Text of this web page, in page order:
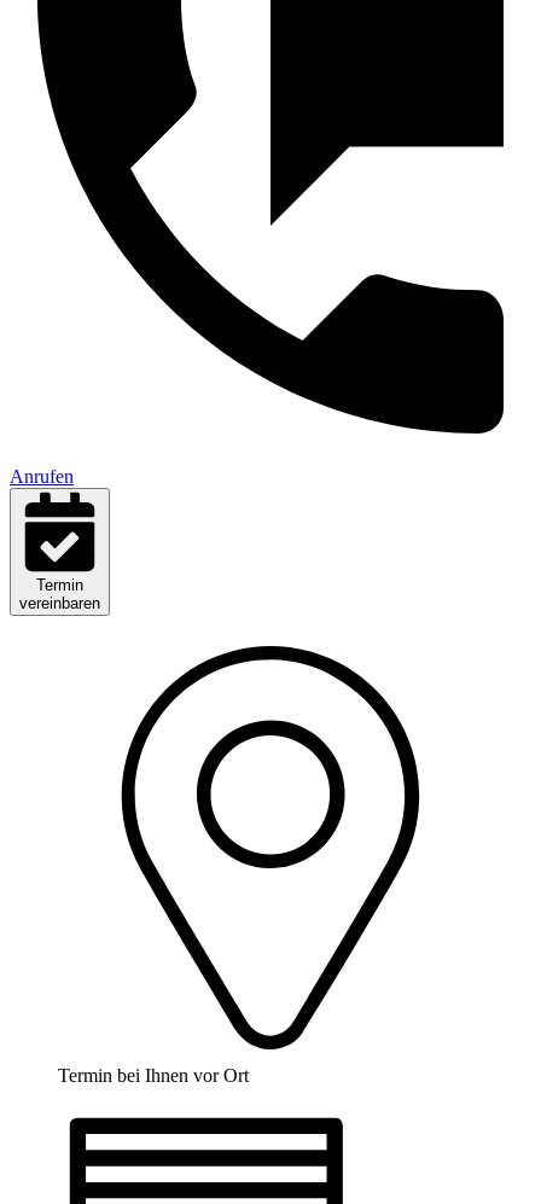
Anrufen
Termin
vereinbaren
Termin bei Ihnen vor Ort